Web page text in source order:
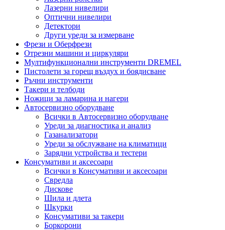
Лазерни нивелири
Оптични нивелири
Детектори
Други уреди за измерване
Фрези и Оберфрези
Отрезни машини и циркуляри
Мултифункционални инструменти DREMEL
Пистолети за горещ въздух и боядисване
Ръчни инструменти
Такери и телбоди
Ножици за ламарина и нагери
Автосервизно оборудване
Всички в Автосервизно оборудване
Уреди за диагностика и анализ
Газанализатори
Уреди за обслужване на климатици
Зарядни устройства и тестери
Консумативи и аксесоари
Всички в Консумативи и аксесоари
Свредла
Дискове
Шила и длета
Шкурки
Консумативи за такери
Боркорони